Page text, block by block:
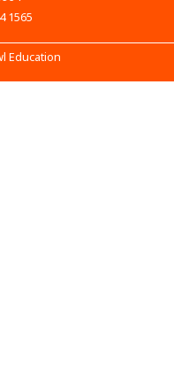
1565
Education